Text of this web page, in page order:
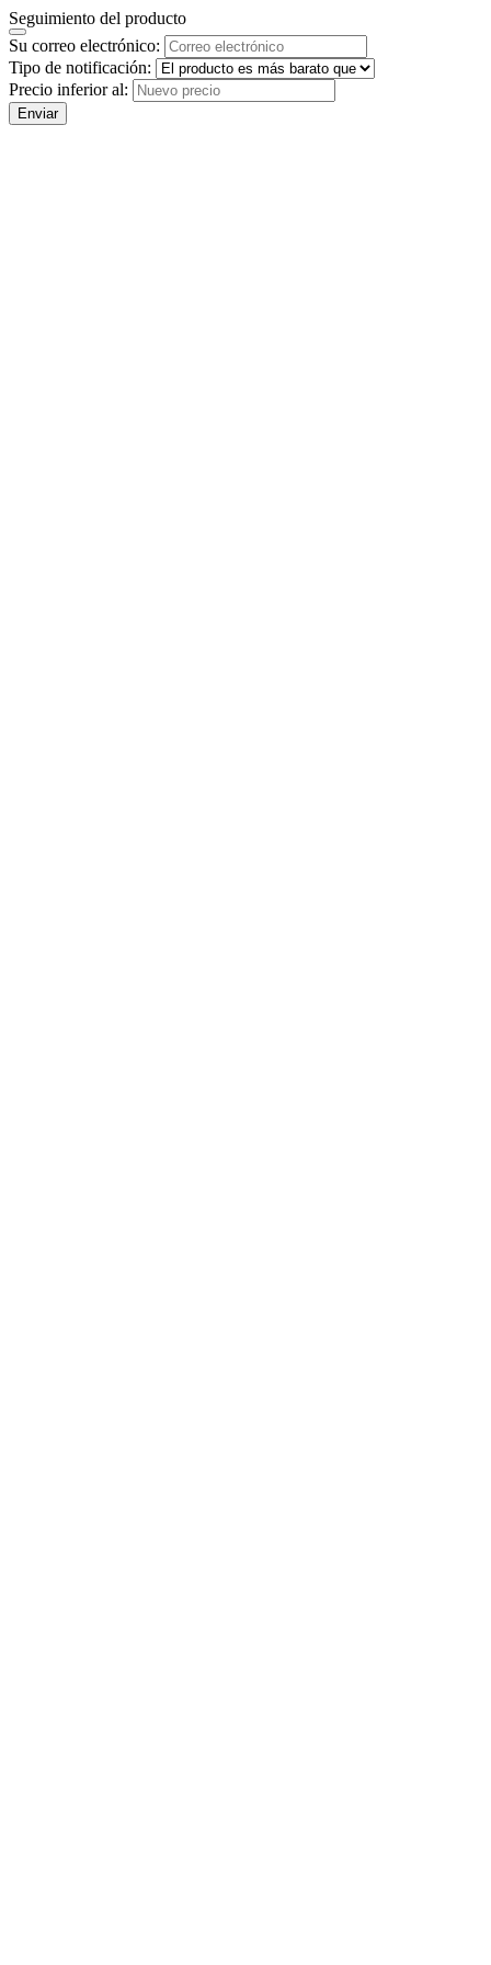
Seguimiento del producto
Su correo electrónico:
Tipo de notificación:
Precio inferior al:
Enviar